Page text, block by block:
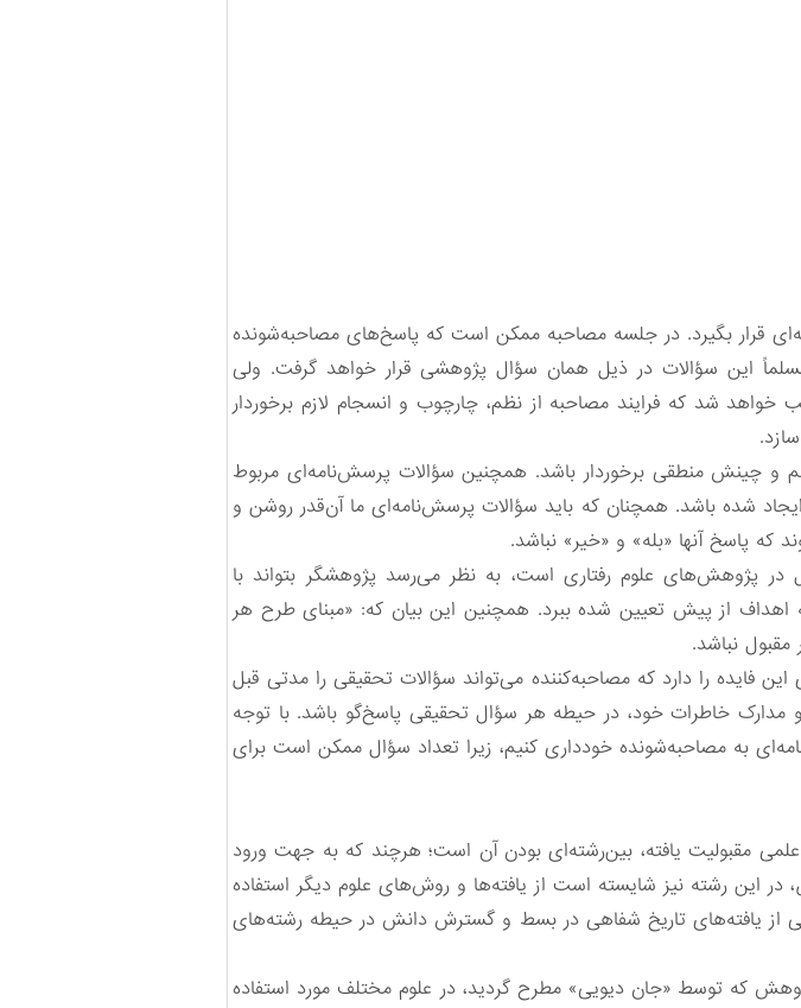
قرار بگیرد. در جلسه مصاحبه ممکن است که پاسخ‌های مصاحبه‌شونده
این سؤالات در ذیل همان سؤال پژوهشی قرار خواهد گرفت. ولی
شد که فرایند مصاحبه از نظم، چارچوب و انسجام لازم برخوردار
و چینش منطقی برخوردار باشد. همچنین سؤالات پرسش‌نامه‌ای مربوط
شده باشد. همچنان که باید سؤالات پرسش‌نامه‌ای ما آن‌قدر روشن و
که پاسخ آنها «بله» و «خیر» نباشد.
پژوهش‌های علوم رفتاری است، به نظر می‌رسد پژوهشگر بتواند با
اهداف از پیش تعیین ‌شده ببرد. همچنین این بیان که: «مبنای طرح هر
نباشد.
فایده را دارد که مصاحبه‌کننده می‌تواند سؤالات تحقیقی را مدتی قبل
و مدارک خاطرات خود، در حیطه هر سؤال تحقیقی پاسخ‌گو باشد. با توجه
به مصاحبه‌شونده خودداری کنیم، زیرا تعداد سؤال ممکن است برای
مقبولیت یافته، بین‌رشته‌ای بودن آن است؛ هرچند که به جهت ورود
این رشته نیز شایسته است از یافته‌ها و روش‌های علوم دیگر استفاده
از یافته‌های تاریخ شفاهی در بسط و گسترش دانش در حیطه رشته‌های
که توسط «جان دیویی» مطرح گردید، در علوم مختلف مورد استفاده